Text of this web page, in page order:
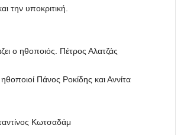
την υποκριτική.
ο ηθοποιός. Πέτρος Αλατζάς
Πάνος Ροκίδης και Αννίτα
Κωτσαδάμ